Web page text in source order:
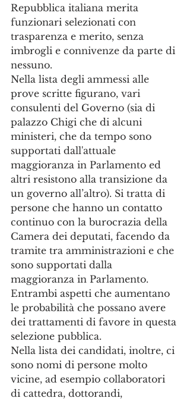
Repubblica italiana merita
funzionari selezionati con
trasparenza e merito, senza
imbrogli e connivenze da parte di
nessuno.
Nella lista degli ammessi alle
prove scritte figurano, vari
consulenti del Governo (sia di
palazzo Chigi che di alcuni
ministeri, che da tempo sono
supportati dall'attuale
maggioranza in Parlamento ed
altri resistono alla transizione da
un governo all’altro). Si tratta di
persone che hanno un contatto
continuo con la burocrazia della
Camera dei deputati, facendo da
tramite tra amministrazioni e che
sono supportati dalla
maggioranza in Parlamento.
Entrambi aspetti che aumentano
le probabilità che possano avere
dei trattamenti di favore in questa
selezione pubblica.
Nella lista dei candidati, inoltre, ci
sono nomi di persone molto
vicine, ad esempio collaboratori
di cattedra, dottorandi,